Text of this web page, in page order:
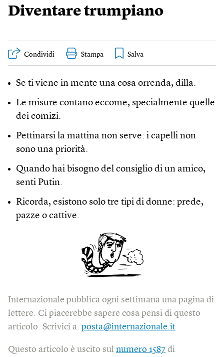
Diventare trumpiano
Condividi Stampa
Se ti viene in mente una cosa orrenda, dilla.
Le misure contano eccome, specialmente quelle
dei comizi.
Pettinarsi la mattina non serve: i capelli non
sono una priorità.
Quando hai bisogno del consiglio di un amico,
senti Putin.
Ricorda, esistono solo tre tipi di donne: prede,
pazze o cattive.
Internazionale pubblica ogni settimana una pagina di
lettere. Ci piacerebbe sapere cosa pensi di questo
articolo. Scrivici a: posta@internazionale.it
Questo articolo è uscito sul numero 1587 di